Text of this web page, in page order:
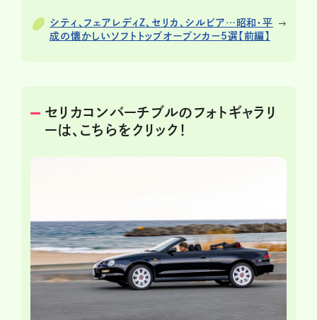
シティ、フェアレディZ、セリカ、シルビア…昭和・平
成の懐かしいソフトトップオープンカー5選【前編】
セリカコンバーチブルのフォトギャラリ
ーは、こちらをクリック！